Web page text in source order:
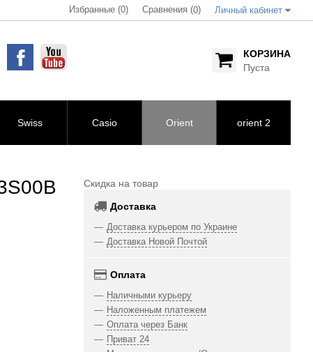
Избранные (0) Сравнения (0) Личный кабинет
КОРЗИНА
Пуста
Swiss Casio Orient orient 2
Скидка на товар
Доставка
Доставка курьером по Украине
Доставка Новой Почтой
Оплата
Наличными курьеру
Наложенным платежем
Оплата через Банк
Приват 24